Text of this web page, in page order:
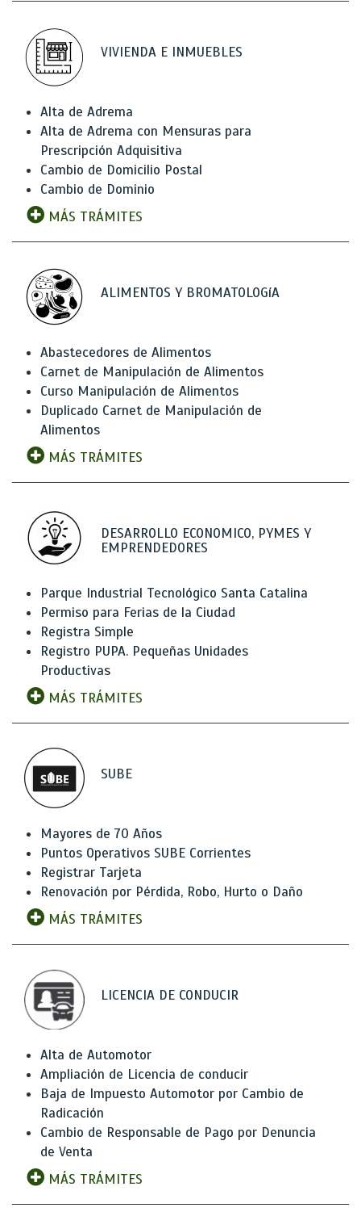
VIVIENDA E INMUEBLES
Alta de Adrema
Alta de Adrema con Mensuras para
Prescripción Adquisitiva
Cambio de Domicilio Postal
Cambio de Dominio
MÁS TRÁMITES
ALIMENTOS Y BROMATOLOGíA
Abastecedores de Alimentos
Carnet de Manipulación de Alimentos
Curso Manipulación de Alimentos
Duplicado Carnet de Manipulación de
Alimentos
MÁS TRÁMITES
DESARROLLO ECONOMICO, PYMES Y
EMPRENDEDORES
Parque Industrial Tecnológico Santa Catalina
Permiso para Ferias de la Ciudad
Registra Simple
Registro PUPA. Pequeñas Unidades
Productivas
MÁS TRÁMITES
SUBE
Mayores de 70 Años
Puntos Operativos SUBE Corrientes
Registrar Tarjeta
Renovación por Pérdida, Robo, Hurto o Daño
MÁS TRÁMITES
LICENCIA DE CONDUCIR
Alta de Automotor
Ampliación de Licencia de conducir
Baja de Impuesto Automotor por Cambio de
Radicación
Cambio de Responsable de Pago por Denuncia
de Venta
MÁS TRÁMITES